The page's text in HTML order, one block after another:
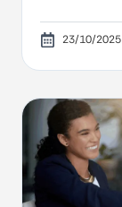
23/10/2025